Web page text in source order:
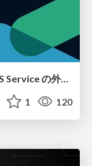
Service Connect 上のサービスに ECS Service の外側から到達できなかった話
1 120